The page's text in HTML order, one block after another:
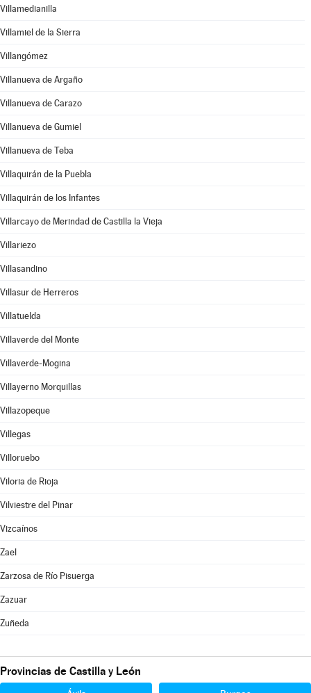
Villamedianilla
Villamiel de la Sierra
Villangómez
Villanueva de Argaño
Villanueva de Carazo
Villanueva de Gumiel
Villanueva de Teba
Villaquirán de la Puebla
Villaquirán de los Infantes
Villarcayo de Merindad de Castilla la Vieja
Villariezo
Villasandino
Villasur de Herreros
Villatuelda
Villaverde del Monte
Villaverde-Mogina
Villayerno Morquillas
Villazopeque
Villegas
Villoruebo
Viloria de Rioja
Vilviestre del Pinar
Vizcaínos
Zael
Zarzosa de Río Pisuerga
Zazuar
Zuñeda
Provincias de Castilla y León